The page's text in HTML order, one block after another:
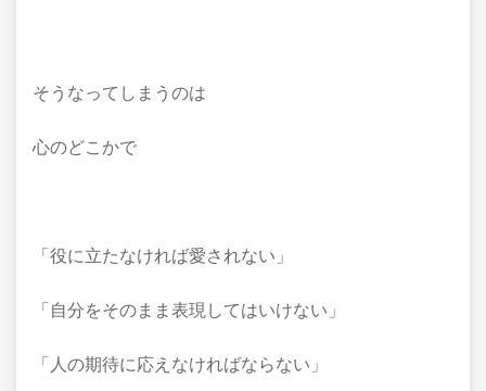
そうなってしまうのは
心のどこかで
「役に立たなければ愛されない」
「自分をそのまま表現してはいけない」
「人の期待に応えなければならない」